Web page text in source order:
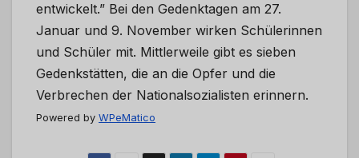
entwickelt.” Bei den Gedenktagen am 27.
Januar und 9. November wirken Schülerinnen
und Schüler mit. Mittlerweile gibt es sieben
Gedenkstätten, die an die Opfer und die
Verbrechen der Nationalsozialisten erinnern.
Powered by WPeMatico